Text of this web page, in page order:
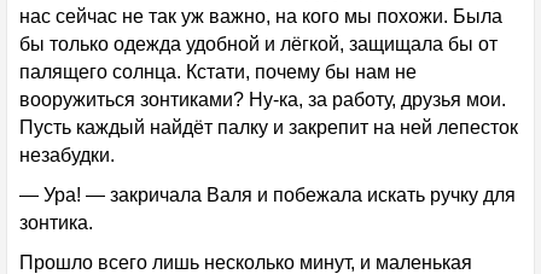
нас сейчас не так уж важно, на кого мы похожи. Была
бы только одежда удобной и лёгкой, защищала бы от
палящего солнца. Кстати, почему бы нам не
вооружиться зонтиками? Ну-ка, за работу, друзья мои.
Пусть каждый найдёт палку и закрепит на ней лепесток
незабудки.
— Ура! — закричала Валя и побежала искать ручку для
зонтика.
Прошло всего лишь несколько минут, и маленькая